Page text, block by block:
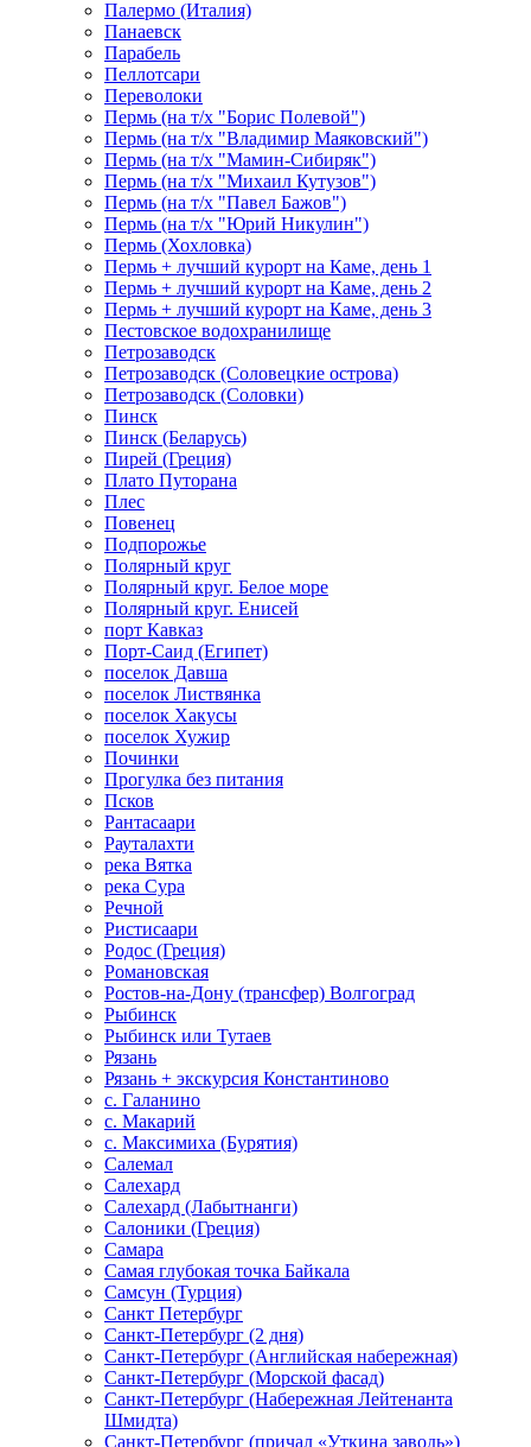
Палермо (Италия)
Панаевск
Парабель
Пеллотсари
Переволоки
Пермь (на т/х "Борис Полевой")
Пермь (на т/х "Владимир Маяковский")
Пермь (на т/х "Мамин-Сибиряк")
Пермь (на т/х "Михаил Кутузов")
Пермь (на т/х "Павел Бажов")
Пермь (на т/х "Юрий Никулин")
Пермь (Хохловка)
Пермь + лучший курорт на Каме, день 1
Пермь + лучший курорт на Каме, день 2
Пермь + лучший курорт на Каме, день 3
Пестовское водохранилище
Петрозаводск
Петрозаводск (Соловецкие острова)
Петрозаводск (Соловки)
Пинск
Пинск (Беларусь)
Пирей (Греция)
Плато Путорана
Плес
Повенец
Подпорожье
Полярный круг
Полярный круг. Белое море
Полярный круг. Енисей
порт Кавказ
Порт-Саид (Египет)
поселок Давша
поселок Листвянка
поселок Хакусы
поселок Хужир
Починки
Прогулка без питания
Псков
Рантасаари
Рауталахти
река Вятка
река Сура
Речной
Ристисаари
Родос (Греция)
Романовская
Ростов-на-Дону (трансфер) Волгоград
Рыбинск
Рыбинск или Тутаев
Рязань
Рязань + экскурсия Константиново
с. Галанино
с. Макарий
с. Максимиха (Бурятия)
Салемал
Салехард
Салехард (Лабытнанги)
Салоники (Греция)
Самара
Самая глубокая точка Байкала
Самсун (Турция)
Санкт Петербург
Санкт-Петербург (2 дня)
Санкт-Петербург (Английская набережная)
Санкт-Петербург (Морской фасад)
Санкт-Петербург (Набережная Лейтенанта
Шмидта)
Санкт-Петербург (причал «Уткина заводь»)